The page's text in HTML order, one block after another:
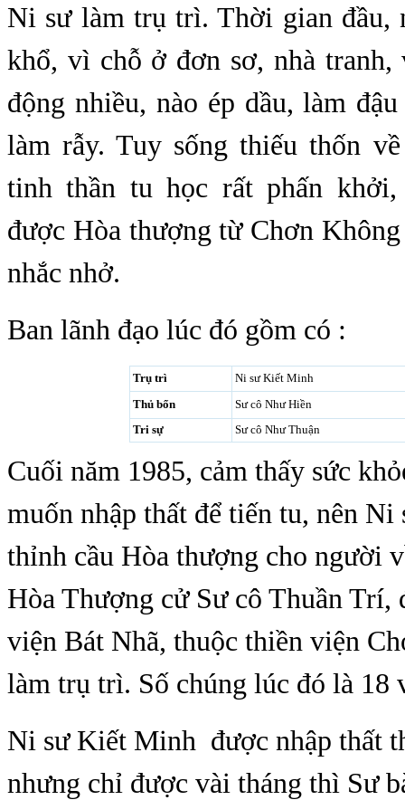
Ni sư làm trụ trì. Thời gian đầu,
khổ, vì chỗ ở đơn sơ, nhà tranh,
động nhiều, nào ép dầu, làm
làm rẫy. Tuy sống thiếu thốn
tinh thần tu học rất phấn
được Hòa thượng từ Chơn
nhắc nhở.
Ban lãnh đạo lúc đó gồm có :
Trụ trì
Ni sư Kiết Minh
Thủ bổn
Sư cô Như Hiền
Tri sự
Sư cô Như Thuận
Cuối năm 1985, cảm thấy sức
muốn nhập thất để tiến tu, nên
thỉnh cầu Hòa thượng cho người
Hòa Thượng cử Sư cô Thuần Trí,
viện Bát Nhã, thuộc thiền viện
làm trụ trì. Số chúng lúc đó là 18
Ni sư Kiết Minh được nhập thất
nhưng chỉ được vài tháng thì Sư